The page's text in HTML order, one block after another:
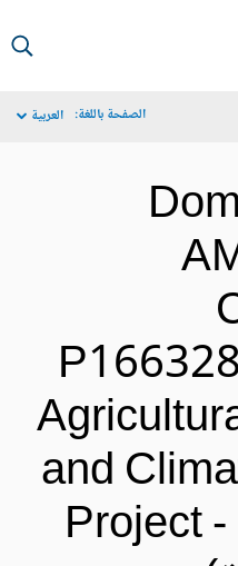
الصفحة باللغة: العربية
and
Project